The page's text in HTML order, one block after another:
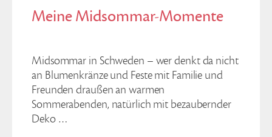
Meine Midsommar-Momente
Midsommar in Schweden – wer denkt da nicht
an Blumenkränze und Feste mit Familie und
Freunden draußen an warmen
Sommerabenden, natürlich mit bezaubernder
Deko …